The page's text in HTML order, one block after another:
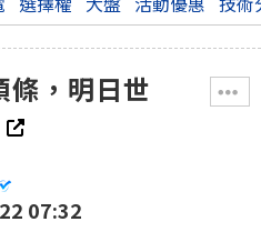
條，明日世
07:32